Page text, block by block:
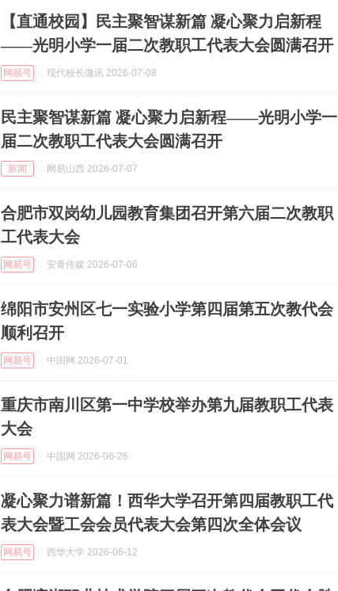
【直通校园】民主聚智谋新篇 凝心聚力启新程
——光明小学一届二次教职工代表大会圆满召开
网易号 现代校长微讯 2026-07-08
民主聚智谋新篇 凝心聚力启新程——光明小学一
届二次教职工代表大会圆满召开
新闻 网易山西 2026-07-07
合肥市双岗幼儿园教育集团召开第六届二次教职
工代表大会
网易号 安青传媒 2026-07-06
绵阳市安州区七一实验小学第四届第五次教代会
顺利召开
网易号 中国网 2026-07-01
重庆市南川区第一中学校举办第九届教职工代表
大会
网易号 中国网 2026-06-26
凝心聚力谱新篇！西华大学召开第四届教职工代
表大会暨工会会员代表大会第四次全体会议
网易号 西华大学 2026-06-12